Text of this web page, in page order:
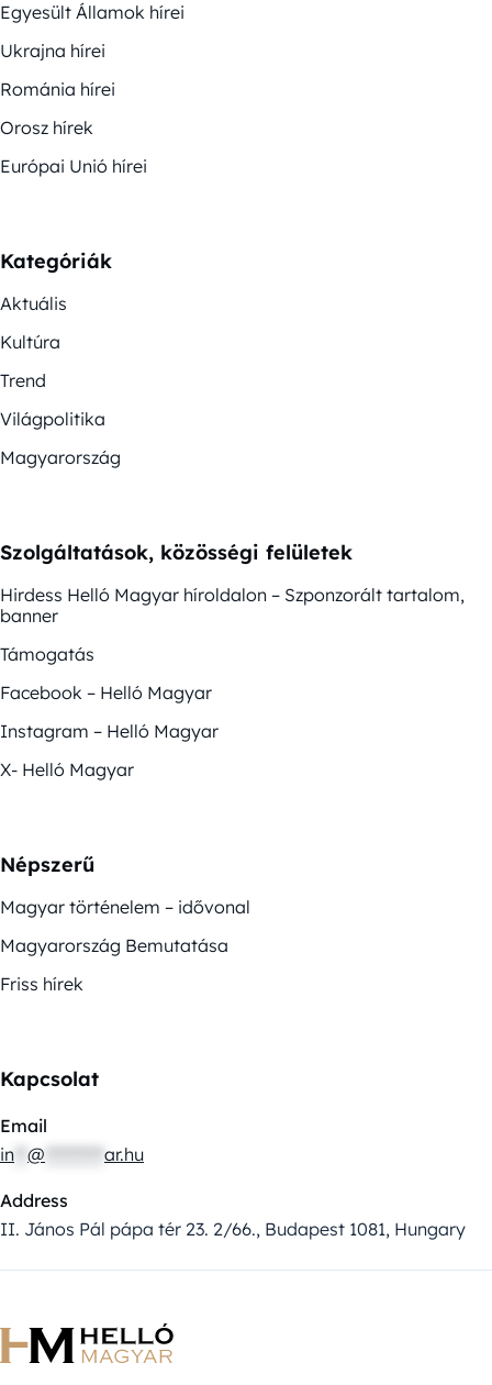
Egyesült Államok hírei
Ukrajna hírei
Románia hírei
Orosz hírek
Európai Unió hírei
Kategóriák
Aktuális
Kultúra
Trend
Világpolitika
Magyarország
Szolgáltatások, közösségi felületek
Hirdess Helló Magyar híroldalon – Szponzorált tartalom,
banner
Támogatás
Facebook – Helló Magyar
Instagram – Helló Magyar
X- Helló Magyar
Népszerű
Magyar történelem – idővonal
Magyarország Bemutatása
Friss hírek
Kapcsolat
Email
in @ ar.hu
Address
II. János Pál pápa tér 23. 2/66., Budapest 1081, Hungary